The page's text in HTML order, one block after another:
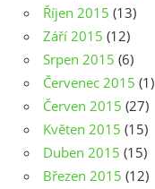
Říjen 2015 (13)
Září 2015 (12)
Srpen 2015 (6)
Červenec 2015 (1)
Červen 2015 (27)
Květen 2015 (15)
Duben 2015 (15)
Březen 2015 (12)